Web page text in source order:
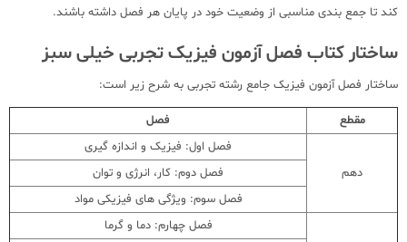
کند تا جمع بندی مناسبی از وضعیت خود در پایان هر فصل داشته باشند.
ساختار کتاب فصل آزمون فیزیک تجربی خیلی سبز
ساختار فصل آزمون فیزیک جامع رشته تجربی به شرح زیر است:
مقطع فصل
دهم
فصل اول: فیزیک و اندازه گیری
فصل دوم: کار، انرژی و توان
فصل سوم: ویژگی های فیزیکی مواد
فصل چهارم: دما و گرما